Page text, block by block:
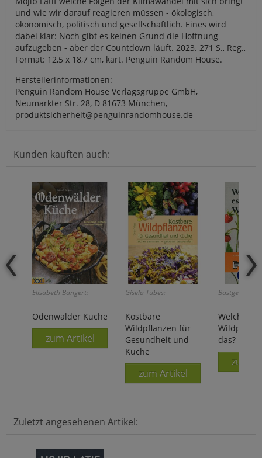
und wie wir darauf reagieren müssen - ökologisch,
ökonomisch, politisch und gesellschaftlich. Eines wird
dabei klar: Noch gibt es keinen Grund die Hoffnung
aufzugeben - aber der Countdown läuft. 2023. 271 S., Reg.,
Format: 12,5 x 18,7 cm, kart. Penguin Random House.
Herstellerinformationen:
Penguin Random House Verlagsgruppe GmbH,
Neumarkter Str. 28, D 81673 München,
produktsicherheit@penguinrandomhouse.de
Kunden kauften auch:
Elisabeth Bangert:
Odenwälder Küche
zum Artikel
Gisela Tubes:
Kostbare
Wildpflanzen für
Gesundheit und
Küche
zum Artikel
Bastgen/
Welche
das?
zum
Zuletzt angesehenen Artikel: